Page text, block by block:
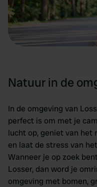
Natuur in de
In de omgeving van
perfect is om met je
lucht op, geniet van het
en laat de stress van
Wanneer je op zoek
Losser, dan word je
omgeving met bomen,